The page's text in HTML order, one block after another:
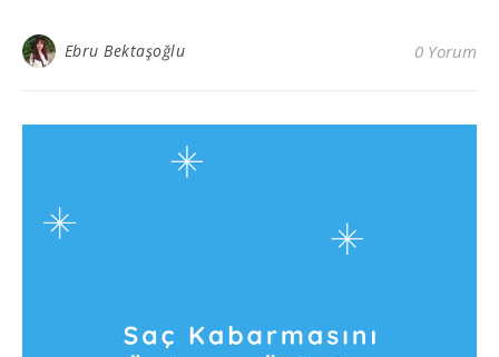
Ebru Bektaşoğlu 0 Yorum